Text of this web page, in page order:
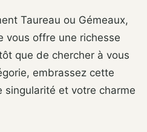
Taureau ou Gémeaux,
vous offre une richesse
que de chercher à vous
embrassez cette
singularité et votre charme